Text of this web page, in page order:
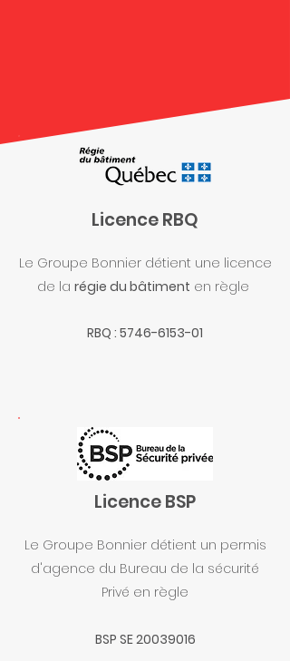
Licence RBQ
Le Groupe Bonnier détient une licence
de la régie du bâtiment en règle
RBQ : 5746-6153-01
Licence BSP
Le Groupe Bonnier détient un permis
d'agence du Bureau de la sécurité
Privé en règle
BSP SE20039016